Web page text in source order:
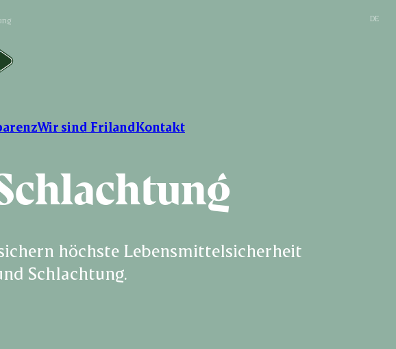
Wir sind FrilandKontakt
höchste Lebensmittelsicherheit
Schlachtung.
DE